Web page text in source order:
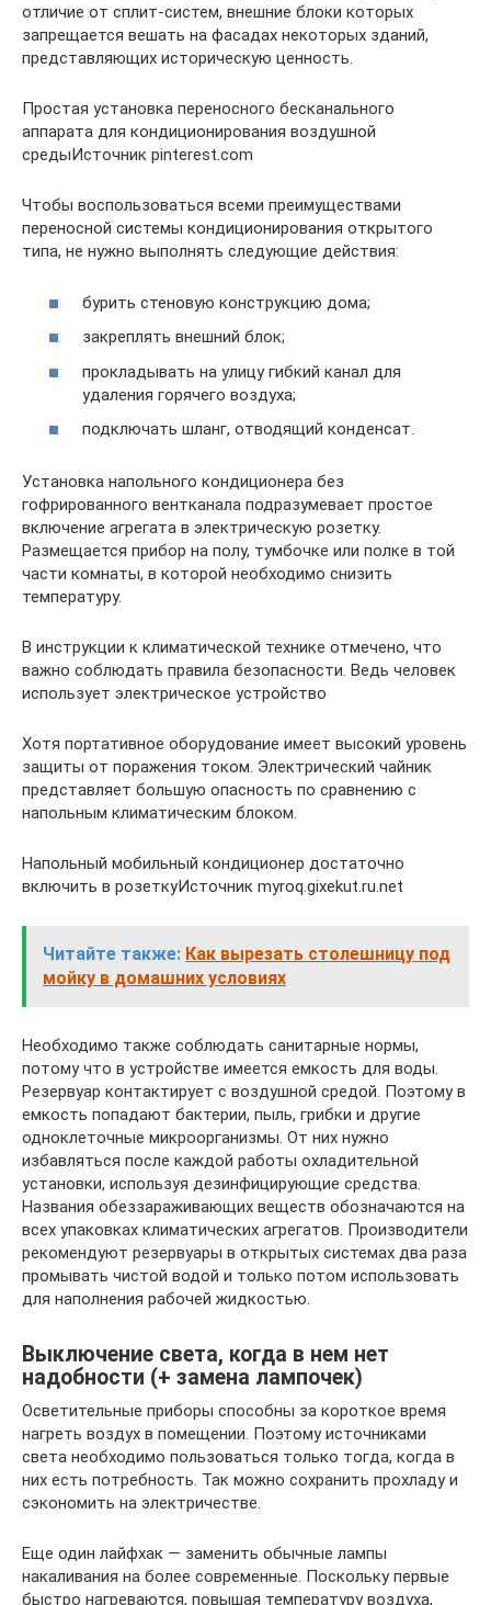
отличие от сплит-систем, внешние блоки которых
запрещается вешать на фасадах некоторых зданий,
представляющих историческую ценность.
Простая установка переносного бесканального
аппарата для кондиционирования воздушной
средыИсточник pinterest.com
Чтобы воспользоваться всеми преимуществами
переносной системы кондиционирования открытого
типа, не нужно выполнять следующие действия:
бурить стеновую конструкцию дома;
закреплять внешний блок;
прокладывать на улицу гибкий канал для
удаления горячего воздуха;
подключать шланг, отводящий конденсат.
Установка напольного кондиционера без
гофрированного вентканала подразумевает простое
включение агрегата в электрическую розетку.
Размещается прибор на полу, тумбочке или полке в той
части комнаты, в которой необходимо снизить
температуру.
В инструкции к климатической технике отмечено, что
важно соблюдать правила безопасности. Ведь человек
использует электрическое устройство
Хотя портативное оборудование имеет высокий уровень
защиты от поражения током. Электрический чайник
представляет большую опасность по сравнению с
напольным климатическим блоком.
Напольный мобильный кондиционер достаточно
включить в розеткуИсточник myroq.gixekut.ru.net
Читайте также: Как вырезать столешницу под
мойку в домашних условиях
Необходимо также соблюдать санитарные нормы,
потому что в устройстве имеется емкость для воды.
Резервуар контактирует с воздушной средой. Поэтому в
емкость попадают бактерии, пыль, грибки и другие
одноклеточные микроорганизмы. От них нужно
избавляться после каждой работы охладительной
установки, используя дезинфицирующие средства.
Названия обеззараживающих веществ обозначаются на
всех упаковках климатических агрегатов. Производители
рекомендуют резервуары в открытых системах два раза
промывать чистой водой и только потом использовать
для наполнения рабочей жидкостью.
Выключение света, когда в нем нет
надобности (+ замена лампочек)
Осветительные приборы способны за короткое время
нагреть воздух в помещении. Поэтому источниками
света необходимо пользоваться только тогда, когда в
них есть потребность. Так можно сохранить прохладу и
сэкономить на электричестве.
Еще один лайфхак — заменить обычные лампы
накаливания на более современные. Поскольку первые
быстро нагреваются, повышая температуру воздуха,